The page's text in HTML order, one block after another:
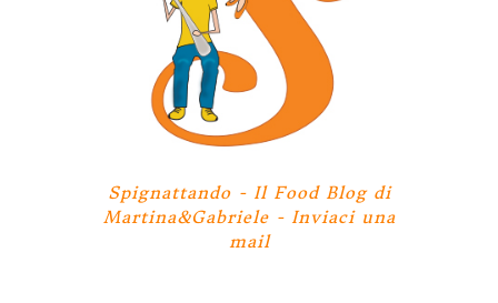
Spignattando - Il Food Blog di
Martina&Gabriele - Inviaci una
mail